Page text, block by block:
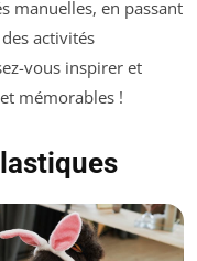
manuelles, en passant
activités
vous inspirer et
mémorables !